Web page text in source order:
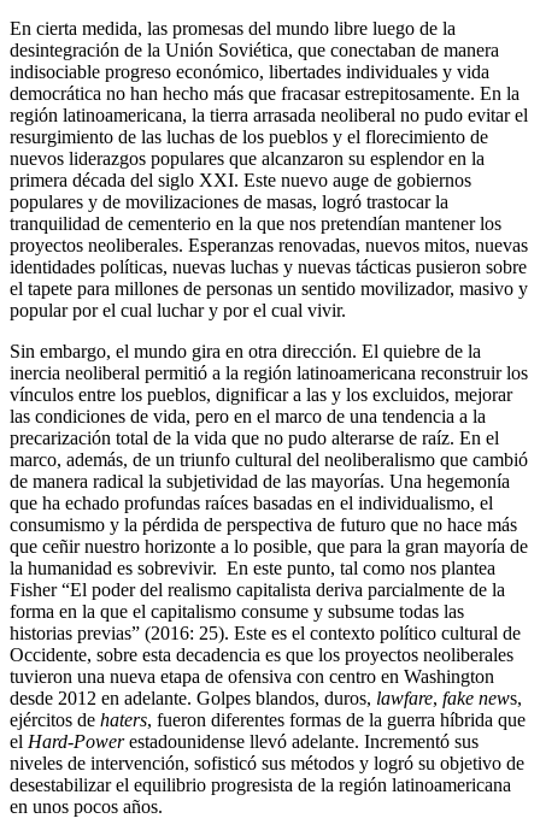
En cierta medida, las promesas del mundo libre luego de la
desintegración de la Unión Soviética, que conectaban de manera
indisociable progreso económico, libertades individuales y vida
democrática no han hecho más que fracasar estrepitosamente. En la
región latinoamericana, la tierra arrasada neoliberal no pudo evitar el
resurgimiento de las luchas de los pueblos y el florecimiento de
nuevos liderazgos populares que alcanzaron su esplendor en la
primera década del siglo XXI. Este nuevo auge de gobiernos
populares y de movilizaciones de masas, logró trastocar la
tranquilidad de cementerio en la que nos pretendían mantener los
proyectos neoliberales. Esperanzas renovadas, nuevos mitos, nuevas
identidades políticas, nuevas luchas y nuevas tácticas pusieron sobre
el tapete para millones de personas un sentido movilizador, masivo y
popular por el cual luchar y por el cual vivir.
Sin embargo, el mundo gira en otra dirección. El quiebre de la
inercia neoliberal permitió a la región latinoamericana reconstruir los
vínculos entre los pueblos, dignificar a las y los excluidos, mejorar
las condiciones de vida, pero en el marco de una tendencia a la
precarización total de la vida que no pudo alterarse de raíz. En el
marco, además, de un triunfo cultural del neoliberalismo que cambió
de manera radical la subjetividad de las mayorías. Una hegemonía
que ha echado profundas raíces basadas en el individualismo, el
consumismo y la pérdida de perspectiva de futuro que no hace más
que ceñir nuestro horizonte a lo posible, que para la gran mayoría de
la humanidad es sobrevivir. En este punto, tal como nos plantea
Fisher “El poder del realismo capitalista deriva parcialmente de la
forma en la que el capitalismo consume y subsume todas las
historias previas” (2016: 25). Este es el contexto político cultural de
Occidente, sobre esta decadencia es que los proyectos neoliberales
tuvieron una nueva etapa de ofensiva con centro en Washington
desde 2012 en adelante. Golpes blandos, duros, lawfare, fake news,
ejércitos de haters, fueron diferentes formas de la guerra híbrida que
el Hard-Powerestadounidense llevó adelante. Incrementó sus
niveles de intervención, sofisticó sus métodos y logró su objetivo de
desestabilizar el equilibrio progresista de la región latinoamericana
en unos pocos años.